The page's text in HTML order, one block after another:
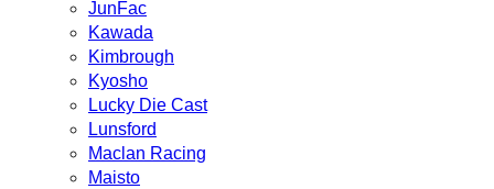
JunFac
Kawada
Kimbrough
Kyosho
Lucky Die Cast
Lunsford
Maclan Racing
Maisto